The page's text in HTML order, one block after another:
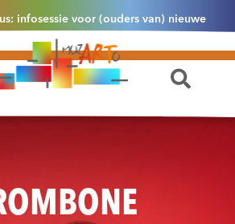
infosessie voor (ouders van) nieuwe
2.1 om 13u30 in Essen